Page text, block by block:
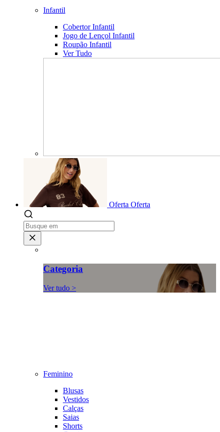
Infantil
Cobertor Infantil
Jogo de Lençol Infantil
Roupão Infantil
Ver Tudo
Oferta Oferta
Categoria
Ver tudo >
Feminino
Blusas
Vestidos
Calças
Saias
Shorts